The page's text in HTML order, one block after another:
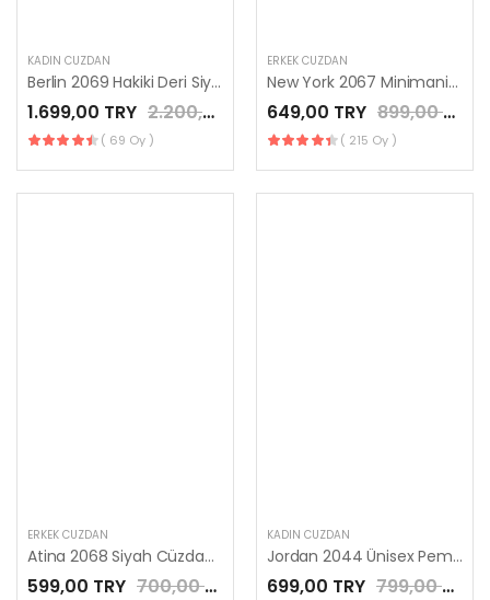
KADIN CÜZDAN
Berlin 2069 Hakiki Deri Siyah Cüzdan Kadın Kullanım Fermuar Bölmeli
1.699,00 TRY 2.200,00 TRY
( 69 Oy )
ERKEK CÜZDAN
New York 2067 Minimanist Cüzdan Siyah Renk
649,00 TRY 899,00 TRY
( 215 Oy )
ERKEK CÜZDAN
Atina 2068 Siyah Cüzdan Bozuk Para Bölmeli Hakiki Deri
599,00 TRY 700,00 TRY
KADIN CÜZDAN
Jordan 2044 Ünisex Pembe Renk Hakiki Deri Fermuarlı
699,00 TRY 799,00 TRY